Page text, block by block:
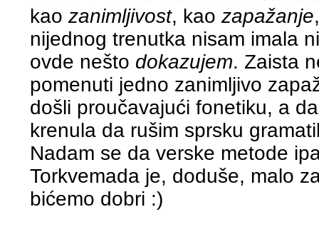
kaozanimljivost, kaozapažanje
nijednog trenutka nisam imala
ovde nešto dokazujem. Zaista
pomenuti jedno zanimljivo
došli proučavajući fonetiku, a
krenula da rušim sprsku
Nadam se da verske metode
Torkvemada je, doduše, malo
bićemo dobri :)